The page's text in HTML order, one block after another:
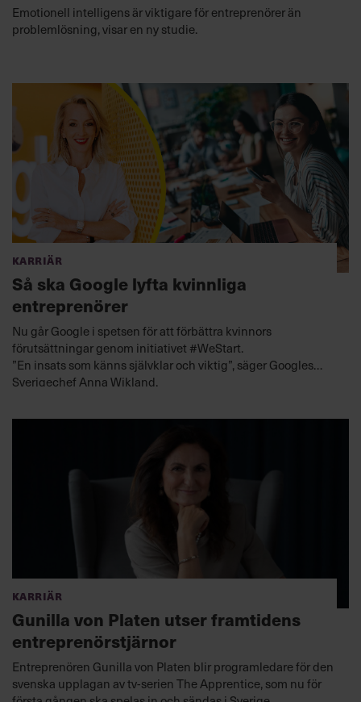
Emotionell intelligens är viktigare för entreprenörer än
problemlösning, visar en ny studie.
Karriär
Så ska Google lyfta kvinnliga
entreprenörer
Nu går Google i spetsen för att förbättra kvinnors
förutsättningar genom initiativet #WeStart.
”En insats som känns självklar och viktig”, säger Googles
Sverigechef Anna Wikland.
Karriär
Gunilla von Platen utser framtidens
entreprenörstjärnor
Entreprenören Gunilla von Platen blir programledare för den
svenska upplagan av tv-serien The Apprentice, som nu för